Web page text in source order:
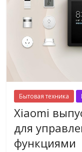
Бытовая техника
Xiaomi
для
функциями